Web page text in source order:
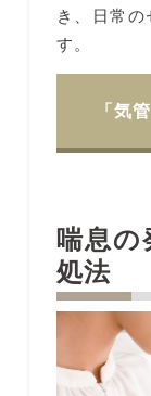
き、日常
す。
「気
喘息
処法